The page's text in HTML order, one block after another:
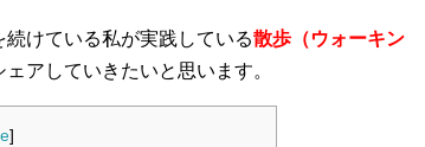
けている私が実践している散歩（ウォーキン
アしていきたいと思います。
]